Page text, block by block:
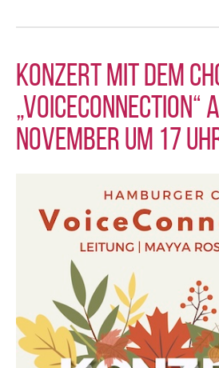
Konzert mit dem
„VoiceConnection“
November um 17